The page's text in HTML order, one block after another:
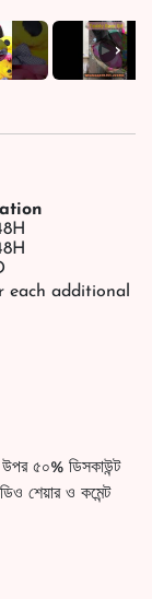
▶ ›
each additional
উপর ৫০% ডিসকাউন্ট
শেয়ার ও কমেন্ট